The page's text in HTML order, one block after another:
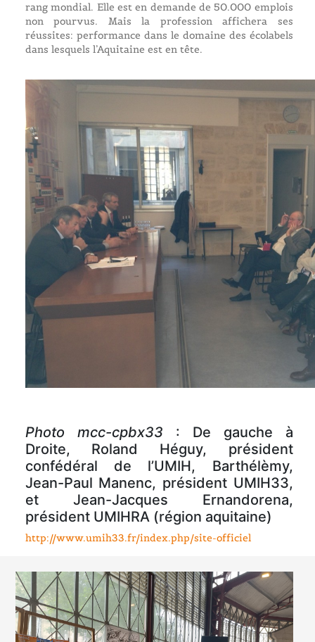
rang mondial. Elle est en demande de 50.000 emplois
non pourvus. Mais la profession affichera ses
réussites: performance dans le domaine des écolabels
dans lesquels l’Aquitaine est en tête.
Photo mcc-cpbx33 : De gauche à
Droite, Roland Héguy, président
confédéral de l’UMIH, Barthélèmy,
Jean-Paul Manenc, président UMIH33,
et Jean-Jacques Ernandorena,
président UMIHRA (région aquitaine)
http://www.umih33.fr/index.php/site-officiel